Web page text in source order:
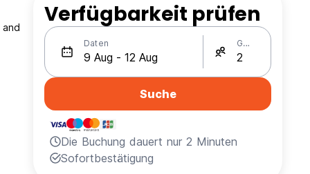
Verfügbarkeit prüfen
Daten Gäste
Suche
Die Buchung dauert nur 2 Minuten
Sofortbestätigung